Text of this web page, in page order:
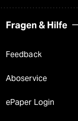
Fragen & Hilfe
Feedback
Aboservice
ePaper Login